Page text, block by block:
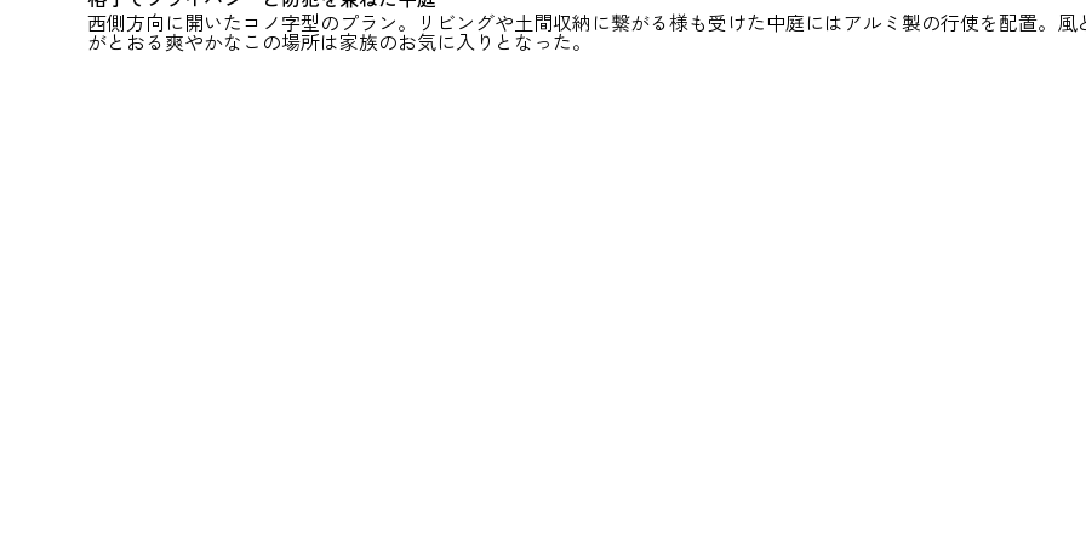
西側方向に開いたコノ字型のプラン。リビングや土間収納に繋がる様も受けた中庭にはアルミ製の行使を配置。風
がとおる爽やかなこの場所は家族のお気に入りとなった。